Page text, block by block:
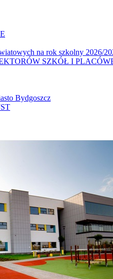
na rok szkolny 2026/
SZKÓŁ I
Bydgoszcz